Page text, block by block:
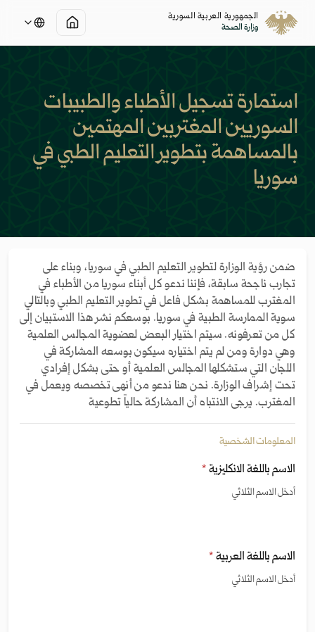
الجمهورية العربية السورية
وزارة الصحة
استمارة تسجيل الأطباء والطبيبات
السوريين المغتربين المهتمين
بالمساهمة بتطوير التعليم الطبي في
سوريا
ضمن رؤية الوزارة لتطوير التعليم الطبي في سوريا، وبناء على
تجارب ناجحة سابقة، فإننا ندعو كل أبناء سوريا من الأطباء في
المغترب للمساهمة بشكل فاعل في تطوير التعليم الطبي وبالتالي
سوية الممارسة الطبية في سوريا. بوسعكم نشر هذا الاستبيان إلى
كل من تعرفونه. سيتم اختيار البعض لعضوية المجالس العلمية
وهي دوارة ومن لم يتم اختياره سيكون بوسعه المشاركة في
اللجان التي ستشكلها المجالس العلمية أو حتى بشكل إفرادي
تحت إشراف الوزارة. نحن هنا ندعو من أنهى تخصصه ويعمل في
المغترب. يرجى الانتباه أن المشاركة حالياً تطوعية
المعلومات الشخصية
الاسم باللغة الانكليزية*
أدخل الاسم الثلاثي
الاسم باللغة العربية*
أدخل الاسم الثلاثي